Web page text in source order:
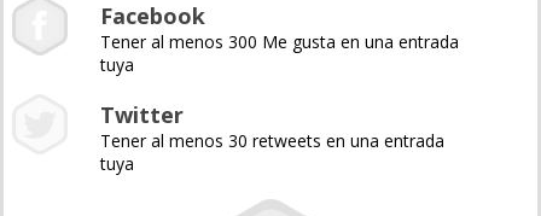
Facebook
Tener al menos 300 Me gusta en una entrada
tuya
Twitter
Tener al menos 30 retweets en una entrada
tuya